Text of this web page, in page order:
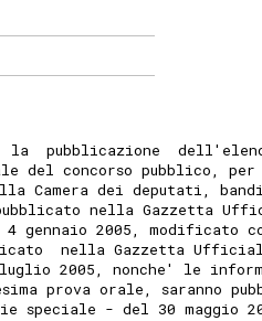
pubblicazione
del concorso pubblico, per
Camera dei deputati,
nella Gazzetta
2005, modificato
nella Gazzetta
2005, nonche' le
prova orale, saranno
speciale - del 30 maggio